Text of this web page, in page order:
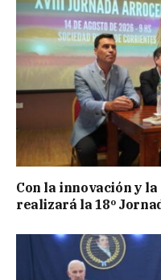
Con la innovación y
realizará la 18º